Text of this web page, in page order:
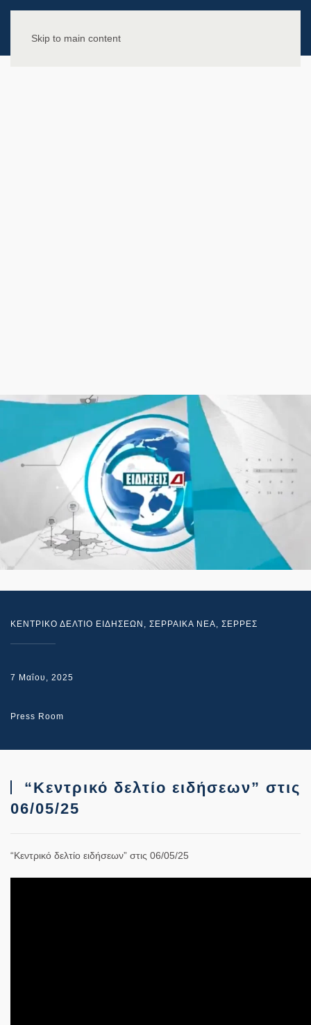
Skip to main content
ΚΕΝΤΡΙΚΟ ΔΕΛΤΙΟ ΕΙΔΗΣΕΩΝ , ΣΕΡΡΑΙΚΑ ΝΕΑ, ΣΕΡΡΕΣ
7 Μαΐου, 2025
Press Room
“Κεντρικό δελτίο ειδήσεων” στις
06/05/25
“Κεντρικό δελτίο ειδήσεων” στις 06/05/25